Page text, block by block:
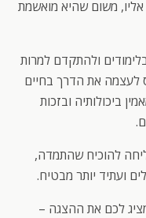
משום שהיא מואשמת
ולהתקדם למרות
לעצמה את הדרך בחיים
ביכולותיה ובזכות
להוכיח שהתמדה,
ועתיד יותר מבטיח.
לכם את ההצגה –